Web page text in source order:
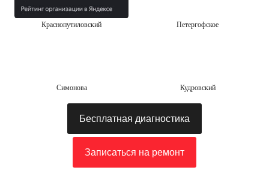
Краснопутиловский Петергофское
Симонова Кудровский
Бесплатная диагностика
Записаться на ремонт